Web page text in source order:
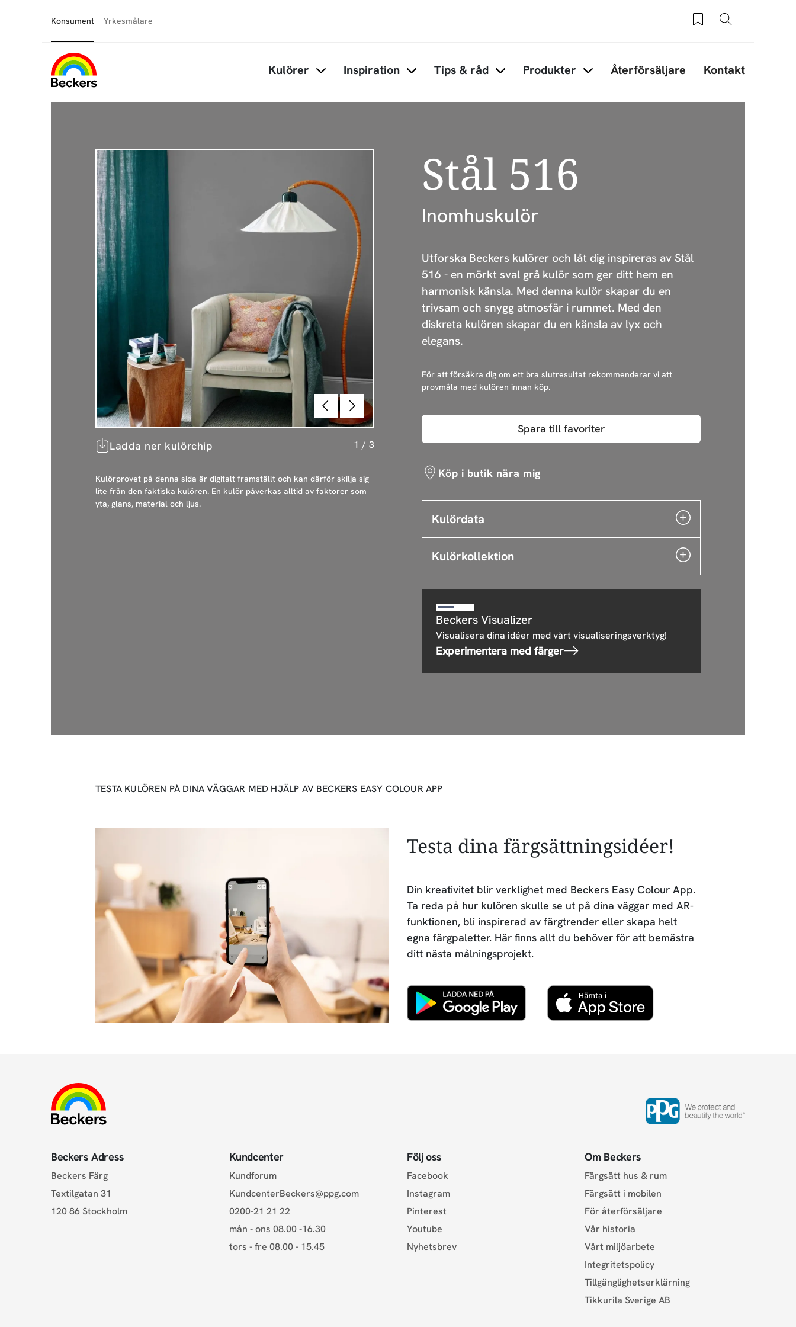
Konsument Yrkesmålare Sparade produkter
Sök
Kulörer Inspiration Tips & råd Produkter Återförsäljare Kontakt
Stål 516
Inomhuskulör
Föregående
Nästa
Ladda ner kulörchip 1 / 3
Kulörprovet på denna sida är digitalt framställt och kan därför skilja sig
lite från den faktiska kulören. En kulör påverkas alltid av faktorer som
yta, glans, material och ljus.
Utforska Beckers kulörer och låt dig inspireras av Stål
516 - en mörkt sval grå kulör som ger ditt hem en
harmonisk känsla. Med denna kulör skapar du en
trivsam och snygg atmosfär i rummet. Med den
diskreta kulören skapar du en känsla av lyx och
elegans.
För att försäkra dig om ett bra slutresultat rekommenderar vi att
provmåla med kulören innan köp.
Spara till favoriter
Köp i butik nära mig
Kulördata
Kulörkollektion
Beckers Visualizer
Visualisera dina idéer med vårt visualiseringsverktyg!
Experimentera med färger
TESTA KULÖREN PÅ DINA VÄGGAR MED HJÄLP AV BECKERS EASY COLOUR APP
Testa dina färgsättningsidéer!
Din kreativitet blir verklighet med Beckers Easy Colour App.
Ta reda på hur kulören skulle se ut på dina väggar med AR-
funktionen, bli inspirerad av färgtrender eller skapa helt
egna färgpaletter. Här finns allt du behöver för att bemästra
ditt nästa målningsprojekt.
Beckers Adress
Beckers Färg
Textilgatan 31
120 86 Stockholm
Kundcenter
Kundforum
KundcenterBeckers@ppg.com
0200-21 21 22
mån - ons 08.00 -16.30
tors - fre 08.00 - 15.45
Följ oss
Facebook
Instagram
Pinterest
Youtube
Nyhetsbrev
Om Beckers
Färgsätt hus & rum
Färgsätt i mobilen
För återförsäljare
Vår historia
Vårt miljöarbete
Integritetspolicy
Tillgänglighetserklärning
Tikkurila Sverige AB